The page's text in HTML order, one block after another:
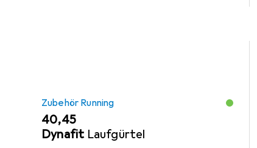
Zubehör Running
EUR
40,45
Dynafit Laufgürtel